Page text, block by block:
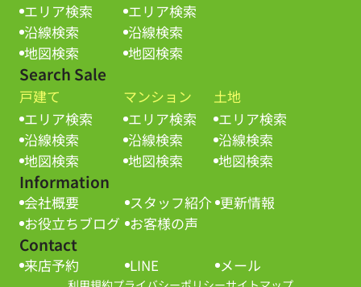
エリア検索
沿線検索
地図検索
エリア検索
沿線検索
地図検索
Search Sale
戸建て
エリア検索
沿線検索
地図検索
マンション
エリア検索
沿線検索
地図検索
土地
エリア検索
沿線検索
地図検索
Information
会社概要 スタッフ紹介 更新情報
お役立ちブログ お客様の声
Contact
来店予約 LINE メール